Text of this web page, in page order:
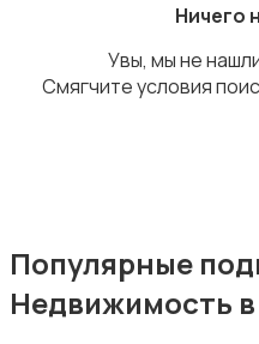
Аренда дома длительно
Аренда квартиры
Ничего
Увы, мы не
Смягчите условия
Популярные
Недвижимость